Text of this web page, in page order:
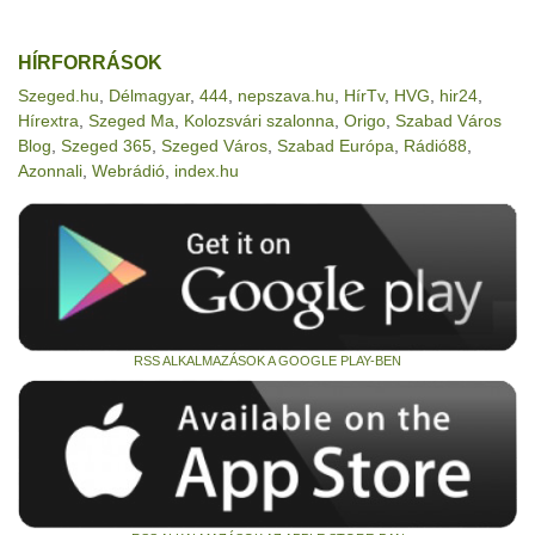
HÍRFORRÁSOK
Szeged.hu Délmagyar, 444 nepszava.hu HírTv, HVG hir24
Hírextra Szeged Ma Kolozsvári szalonna Origo Szabad Város
Blog Szeged 365 Szeged Város Szabad Európa Rádió88
Azonnali Webrádió index.hu
RSS ALKALMAZÁSOK A GOOGLE PLAY-BEN